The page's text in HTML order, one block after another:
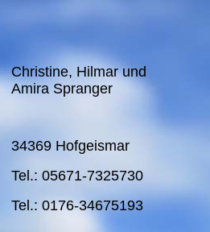
Christine, Hilmar und
Amira Spranger
34369 Hofgeismar
Tel.: 05671-7325730
Tel.: 0176-34675193